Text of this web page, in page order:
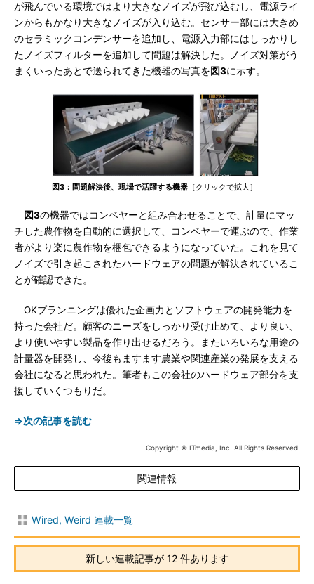
が飛んでいる環境ではより大きなノイズが飛び込むし、電源ライ
ンからもかなり大きなノイズが入り込む。センサー部には大きめ
のセラミックコンデンサーを追加し、電源入力部にはしっかりし
たノイズフィルターを追加して問題は解決した。ノイズ対策がう
まくいったあとで送られてきた機器の写真を図3に示す。
図3：問題解決後、現場で活躍する機器 ［クリックで拡大］
図3の機器ではコンベヤーと組み合わせることで、計量にマッ
チした農作物を自動的に選択して、コンベヤーで運ぶので、作業
者がより楽に農作物を梱包できるようになっていた。これを見て
ノイズで引き起こされたハードウェアの問題が解決されているこ
とが確認できた。
OKプランニングは優れた企画力とソフトウェアの開発能力を
持った会社だ。顧客のニーズをしっかり受け止めて、より良い、
より使いやすい製品を作り出せるだろう。またいろいろな用途の
計量器を開発し、今後もますます農業や関連産業の発展を支える
会社になると思われた。筆者もこの会社のハードウェア部分を支
援していくつもりだ。
⇒次の記事を読む
Copyright © ITmedia, Inc. All Rights Reserved.
関連情報
Wired, Weird 連載一覧
新しい連載記事が 12 件あります